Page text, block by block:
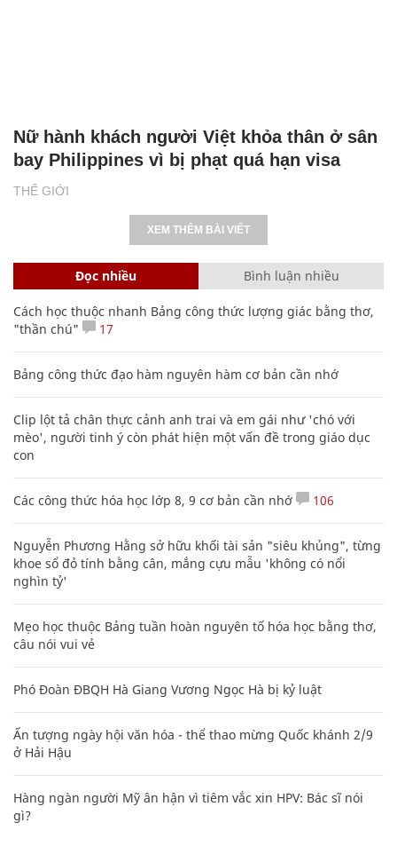
THẾ GIỚI
Nữ hành khách người Việt khỏa thân ở sân
bay Philippines vì bị phạt quá hạn visa
XEM THÊM BÀI VIẾT
Đọc nhiều Bình luận nhiều
Cách học thuộc nhanh Bảng công thức lượng giác bằng thơ,
"thần chú"
17
Bảng công thức đạo hàm nguyên hàm cơ bản cần nhớ
Clip lột tả chân thực cảnh anh trai và em gái như 'chó với
mèo', người tinh ý còn phát hiện một vấn đề trong giáo dục
con
Các công thức hóa học lớp 8, 9 cơ bản cần nhớ 106
Nguyễn Phương Hằng sở hữu khối tài sản "siêu khủng", từng
khoe sổ đỏ tính bằng cân, mắng cựu mẫu 'không có nổi
nghìn tỷ'
Mẹo học thuộc Bảng tuần hoàn nguyên tố hóa học bằng thơ,
câu nói vui vẻ
Phó Đoàn ĐBQH Hà Giang Vương Ngọc Hà bị kỷ luật
Ấn tượng ngày hội văn hóa - thể thao mừng Quốc khánh 2/9
ở Hải Hậu
Hàng ngàn người Mỹ ân hận vì tiêm vắc xin HPV: Bác sĩ nói
gì?